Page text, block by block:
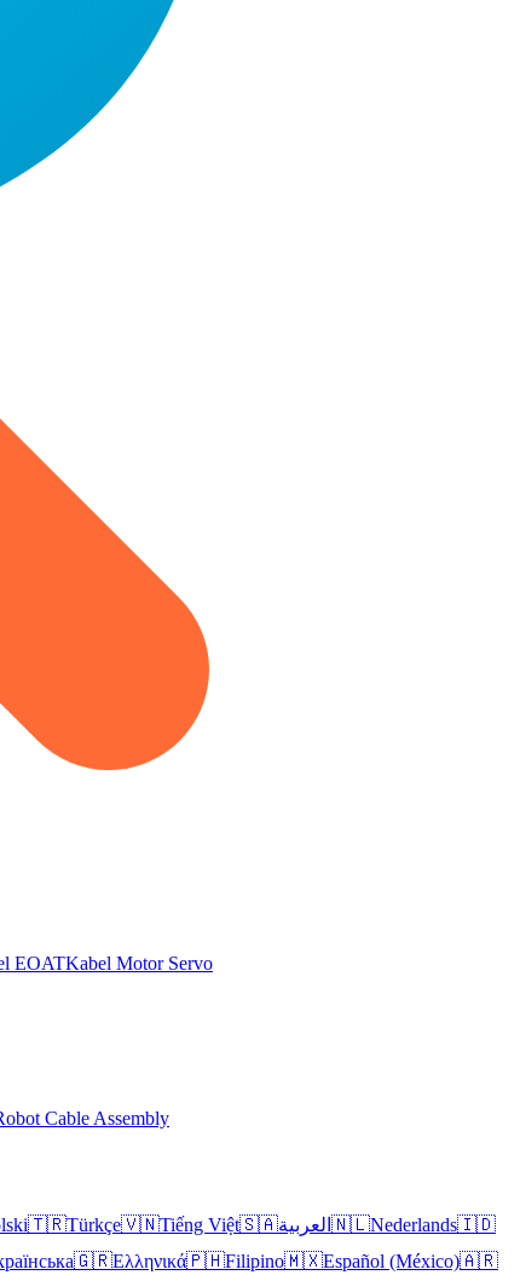
EOATKabel Motor Servo
Cable Assembly
🇹🇷Türkçe🇻🇳Tiếng Việt🇸🇦العربية 🇳🇱Nederlands🇮🇩
🇬🇷Ελληνικά🇵🇭Filipino🇲🇽Español (México)🇦🇷